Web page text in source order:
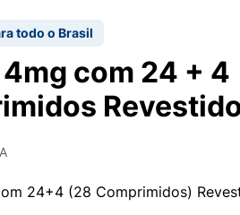
todo o Brasil
com 24 + 4
24+4 (28 Comprimidos)